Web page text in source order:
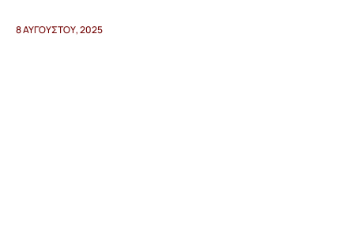
Προγράμματα
8 ΑΥΓΟΎΣΤΟΥ, 2025